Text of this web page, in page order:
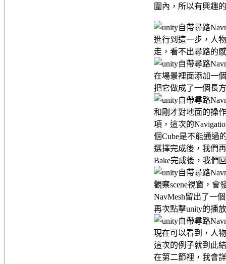
圍內，所以有興趣
進行到這一步，人
走，看不出尋路的
在場景裡面添加一
把它做成了一個長
和剛才對地面的操
項，這次的
個Cube是不能通過
選擇完成後，我們
Bake完成後，我們
觀察scene視窗，會
NavMesh留出了一
再次點擊unity的播
現在可以看到，人
這次的例子就到此
在第二節裡，我會